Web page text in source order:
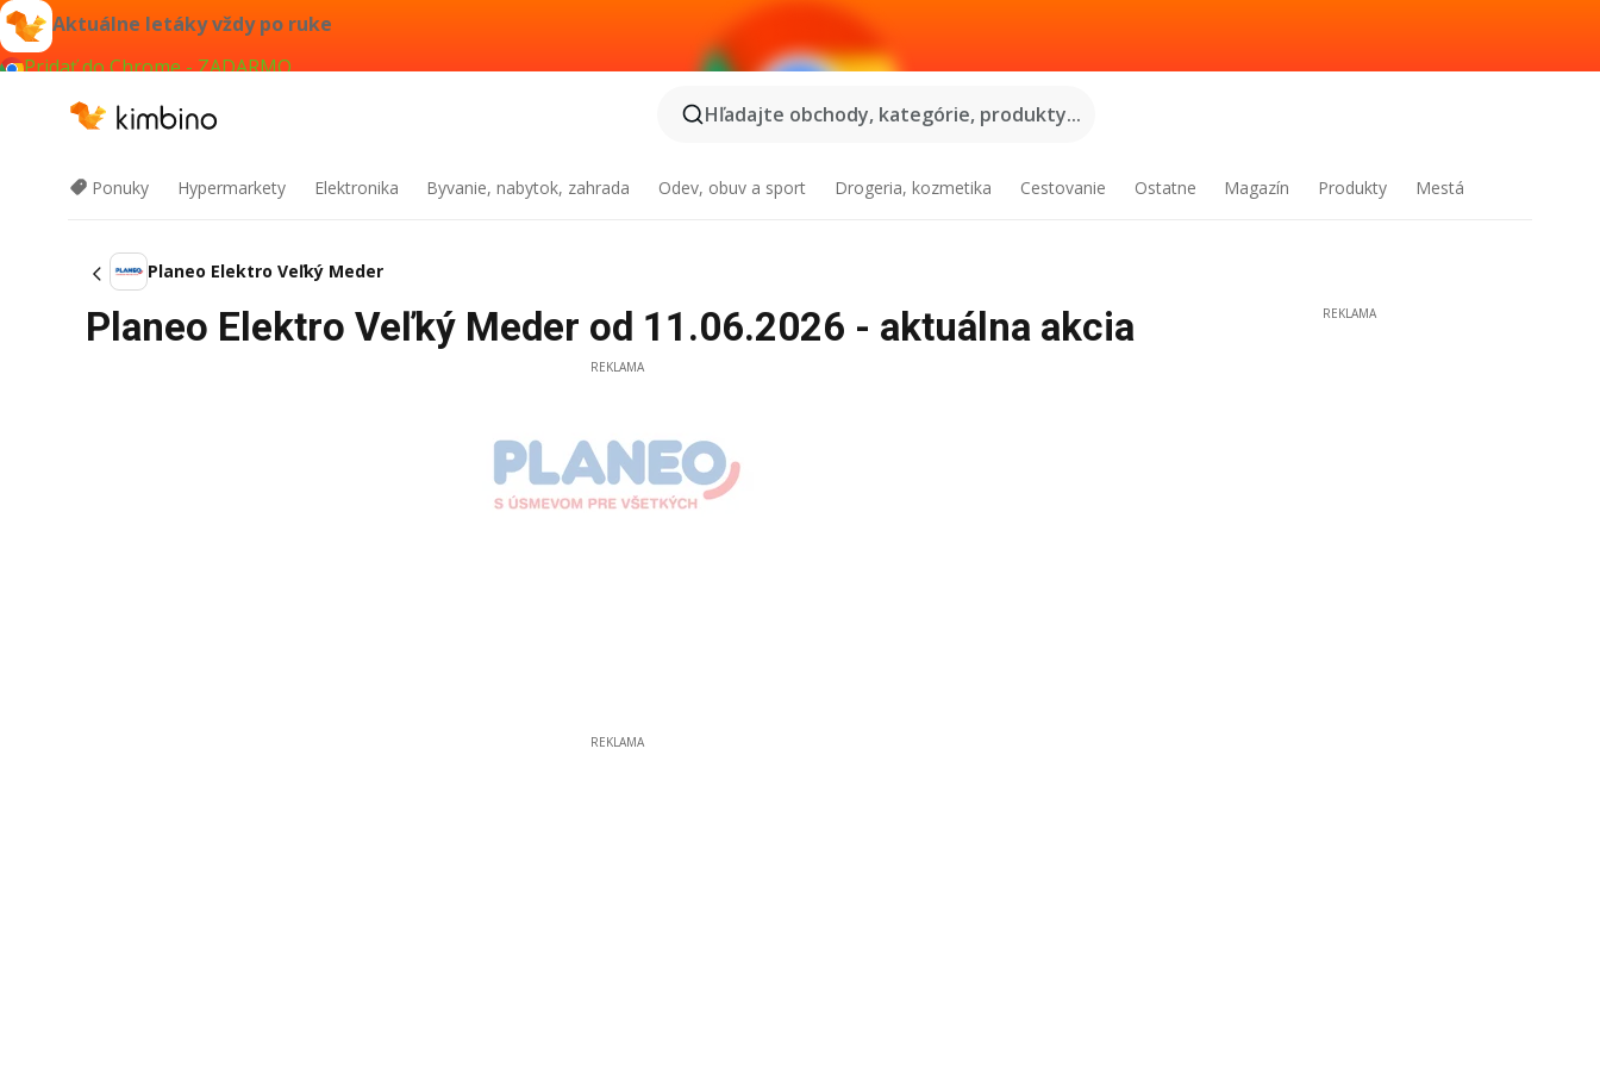
Aktuálne letáky vždy po ruke
Pridať do Chrome - ZADARMO
Hľadajte obchody, kategórie, produkty...
Ponuky Hypermarkety Elektronika Byvanie, nabytok, zahrada Odev, obuv a sport Drogeria, kozmetika Cestovanie Ostatne Magazín Produkty Mestá
Planeo Elektro Veľký Meder
Planeo Elektro Veľký Meder od 11.06.2026 - aktuálna akcia
REKLAMA
REKLAMA
REKLAMA